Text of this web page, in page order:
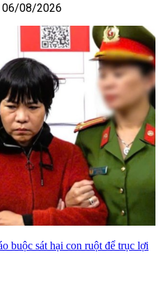
06/08/2026
buộc sát hại con ruột để trục lợi